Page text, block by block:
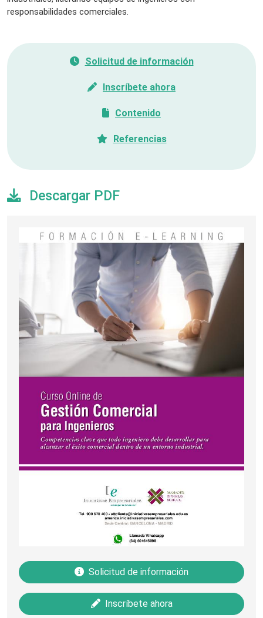
responsabilidades comerciales.
Solicitud de información
Inscríbete ahora
Contenido
Referencias
Descargar PDF
Solicitud de información
Inscríbete ahora